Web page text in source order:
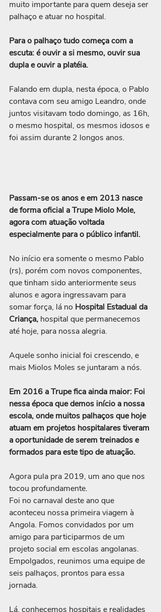
muito importante para quem deseja ser
palhaço e atuar no hospital.
Para o palhaço tudo começa com a
escuta: é ouvir a si mesmo, ouvir sua
dupla e ouvir a platéia.
Falando em dupla, nesta época, o Pablo
contava com seu amigo Leandro, onde
juntos visitavam todo domingo, as 16h,
o mesmo hospital, os mesmos idosos e
foi assim durante 2 longos anos.
Passam-se os anos e em 2013 nasce
de forma oficial a Trupe Miolo Mole,
agora com atuação voltada
especialmente para o público infantil.
No início era somente o mesmo Pablo
(rs), porém com novos componentes,
que tinham sido anteriormente seus
alunos e agora ingressavam para
somar força, lá no Hospital Estadual da
Criança, hospital que permanecemos
até hoje, para nossa alegria.
Aquele sonho inicial foi crescendo, e
mais Miolos Moles se juntaram a nós.
Em 2016 a Trupe fica ainda maior: Foi
nessa época que demos início a nossa
escola, onde muitos palhaços que hoje
atuam em projetos hospitalares tiveram
a oportunidade de serem treinados e
formados para este tipo de atuação.
Agora pula pra 2019, um ano que nos
tocou profundamente.
Foi no carnaval deste ano que
aconteceu nossa primeira viagem à
Angola. Fomos convidados por um
amigo para participarmos de um
projeto social em escolas angolanas.
Empolgados, reunimos uma equipe de
seis palhaços, prontos para essa
jornada.
Lá, conhecemos hospitais e realidades